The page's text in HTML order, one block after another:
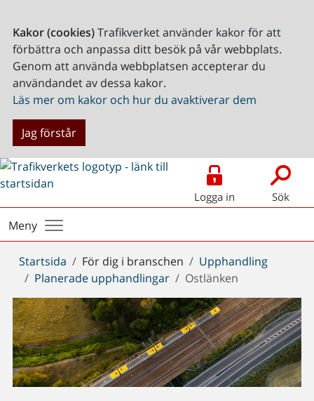
Kakor (cookies)Trafikverket använder kakor för att
förbättra och anpassa ditt besök på vår webbplats.
Genom att använda webbplatsen accepterar du
användandet av dessa kakor.
Läs mer om kakor och hur du avaktiverar dem
Jag förstår
Logga in Sök
Meny
Du
är
här:
Startsida För dig i branschen
Upphandling
Planerade upphandlingar
Ostlänken